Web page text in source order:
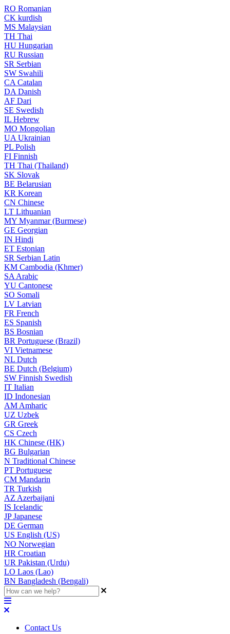
RO Romanian
CK kurdish
MS Malaysian
TH Thai
HU Hungarian
RU Russian
SR Serbian
SW Swahili
CA Catalan
DA Danish
AF Dari
SE Swedish
IL Hebrew
MO Mongolian
UA Ukrainian
PL Polish
FI Finnish
TH Thai (Thailand)
SK Slovak
BE Belarusian
KR Korean
CN Chinese
LT Lithuanian
MY Myanmar (Burmese)
GE Georgian
IN Hindi
ET Estonian
SR Serbian Latin
KM Cambodia (Khmer)
SA Arabic
YU Cantonese
SO Somali
LV Latvian
FR French
ES Spanish
BS Bosnian
BR Portuguese (Brazil)
VI Vietnamese
NL Dutch
BE Dutch (Belgium)
SW Finnish Swedish
IT Italian
ID Indonesian
AM Amharic
UZ Uzbek
GR Greek
CS Czech
HK Chinese (HK)
BG Bulgarian
N Traditional Chinese
PT Portuguese
CM Mandarin
TR Turkish
AZ Azerbaijani
IS Icelandic
JPJapanese
DE German
US English (US)
NO Norwegian
HR Croatian
UR Pakistan (Urdu)
LO Laos (Lao)
BN Bangladesh (Bengali)
Contact Us